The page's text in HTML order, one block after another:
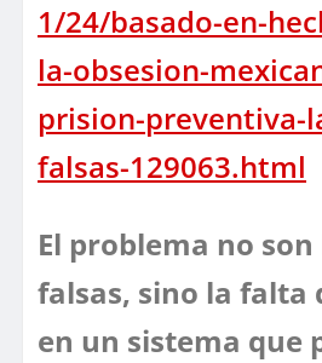
1/24/basado-en-
la-obsesion-
prision-preventiva-
falsas-129063.html
El problema no
falsas, sino la falta
en un sistema que